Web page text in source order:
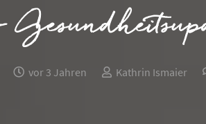
vor 3 Jahren Kathrin Ismaier